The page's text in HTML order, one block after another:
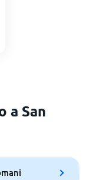
a San